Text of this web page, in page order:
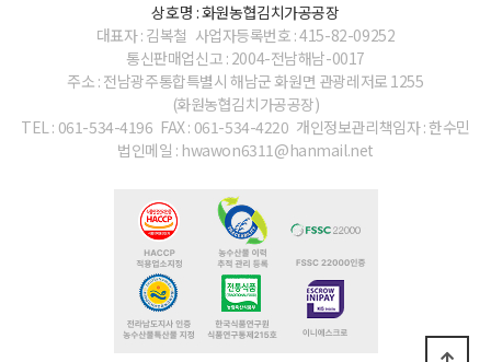
상호명 : 화원농협김치가공공장
대표자 : 김복철 사업자등록번호 : 415-82-09252
통신판매업신고 : 2004-전남해남-0017
주소 : 전남광주통합특별시 해남군 화원면 관광레저로 1255
(화원농협김치가공공장)
TEL : 061-534-4196 FAX : 061-534-4220 개인정보관리책임자 : 한수민
법인메일 : hwawon6311@hanmail.net